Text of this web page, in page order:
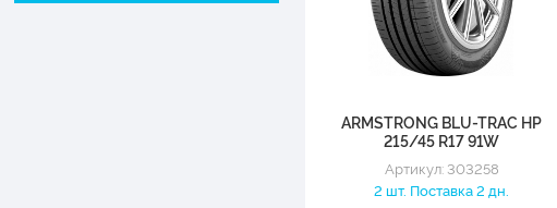
ARMSTRONG BLU-TRAC HP
215/45 R17 91W
Артикул: 303258
2 шт. Поставка 2 дн.